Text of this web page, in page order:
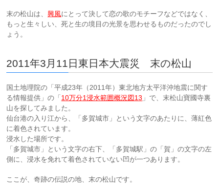
末の松山は、興風にとって決して恋の歌のモチーフなどではなく、
もっと生々しい、死と生の境目の光景を思わせるものだったのでし
ょう。
2011年3月11日東日本大震災 末の松山
国土地理院の「平成23年（2011年）東北地方太平洋沖地震に関す
る情報提供」の「 10万分1浸水範囲概況図13 」で、末松山寶國寺裏
山を探してみました。
仙台港の入り江から、「多賀城市」という文字のあたりに、薄紅色
に着色されています。
浸水した場所です。
「多賀城市」という文字の右下、「多賀城駅」の「賀」の文字の左
側に、浸水を免れて着色されていない凹が一つあります。
ここが、奇跡の伝説の地、末の松山です。